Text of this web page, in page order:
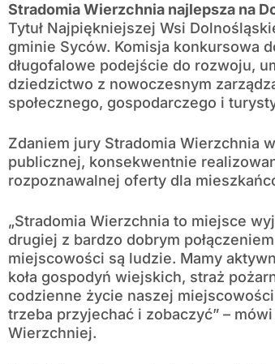
Stradomia Wierzchnia najlepsza na
Tytuł Najpiękniejszej Wsi
gminie Syców. Komisja konkursowa
długofalowe podejście do rozwoju,
dziedzictwo z nowoczesnym
społecznego, gospodarczego i
Zdaniem jury Stradomia Wierzchnia
publicznej, konsekwentnie
rozpoznawalnej oferty dla
„Stradomia Wierzchnia to miejsce
drugiej z bardzo dobrym
miejscowości są ludzie. Mamy
koła gospodyń wiejskich, straż
codzienne życie naszej
trzeba przyjechać i zobaczyć” –
Wierzchniej.